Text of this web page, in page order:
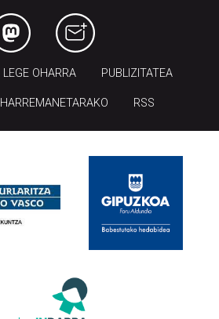
LEGE OHARRA PUBLIZITATEA
HARREMANETARAKO RSS